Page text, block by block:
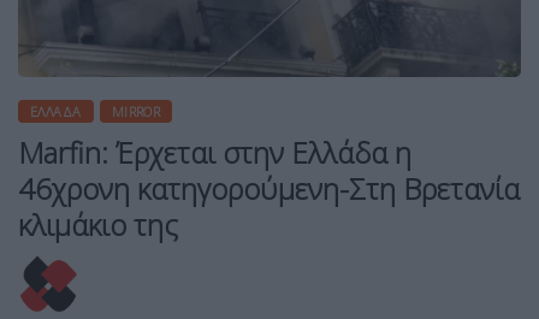
ΕΛΛΆΔΑ MIRROR
Marfin: Έρχεται στην Ελλάδα η
46χρονη κατηγορούμενη-Στη Βρετανία
κλιμάκιο της